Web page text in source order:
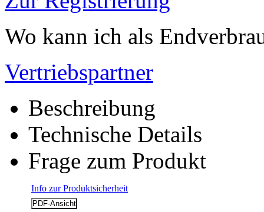
Wo kann ich als
Vertriebspartner
Beschreibung
Technische Details
Frage zum Produkt
Info zur Produktsicherheit